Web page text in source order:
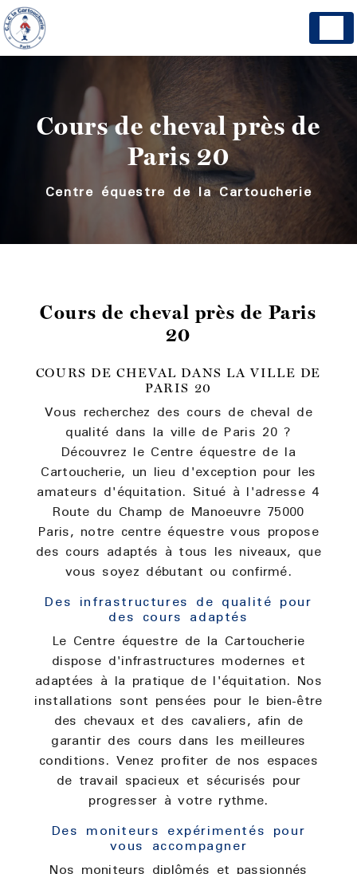
Cours de cheval près de
Paris 20
Centre équestre de la Cartoucherie
Cours de cheval près de Paris
20
COURS DE CHEVAL DANS LA VILLE DE
PARIS 20
Vous recherchez des cours de cheval de
qualité dans la ville de Paris 20 ?
Découvrez le Centre équestre de la
Cartoucherie, un lieu d'exception pour les
amateurs d'équitation. Situé à l'adresse 4
Route du Champ de Manoeuvre 75000
Paris, notre centre équestre vous propose
des cours adaptés à tous les niveaux, que
vous soyez débutant ou confirmé.
Des infrastructures de qualité pour
des cours adaptés
Le Centre équestre de la Cartoucherie
dispose d'infrastructures modernes et
adaptées à la pratique de l'équitation. Nos
installations sont pensées pour le bien-être
des chevaux et des cavaliers, afin de
garantir des cours dans les meilleures
conditions. Venez profiter de nos espaces
de travail spacieux et sécurisés pour
progresser à votre rythme.
Des moniteurs expérimentés pour
vous accompagner
Panneau de gestion des cookies